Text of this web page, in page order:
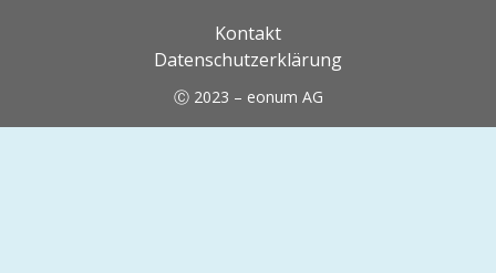
Kontakt
Datenschutzerklärung
Ⓒ 2023 – eonum AG